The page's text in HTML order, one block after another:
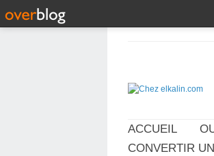
ACCUEIL
CONVERTIR